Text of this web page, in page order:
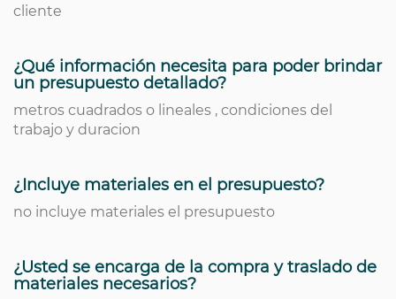
cliente
¿Qué información necesita para poder brindar
un presupuesto detallado?
metros cuadrados o lineales , condiciones del
trabajo y duracion
¿Incluye materiales en el presupuesto?
no incluye materiales el presupuesto
¿Usted se encarga de la compra y traslado de
materiales necesarios?